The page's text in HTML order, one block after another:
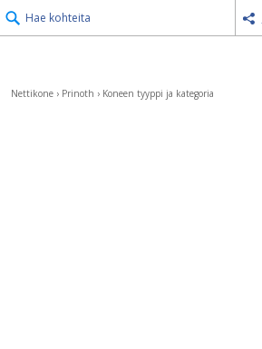
Hae kohteita
Nettikone › Prinoth › Koneen tyyppi ja kategoria